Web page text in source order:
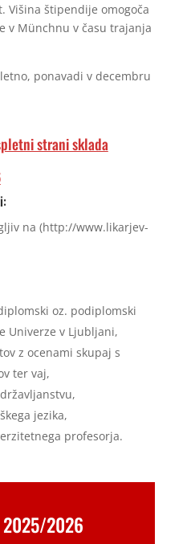
Višina štipendije omogoča
v Münchnu v času trajanja
ponavadi v decembru
strani sklada
na (http://www.likarjev-
oz. podiplomski
Univerze v Ljubljani,
z ocenami skupaj s
ter vaj,
jezika,
profesorja.
2026